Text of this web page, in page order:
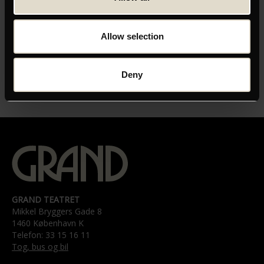
Allow selection
Deny
Klik her for at opdatere dine indstillinger
GRAND TEATRET
Mikkel Bryggers Gade 8
1460 København K
Telefon: 33 15 16 11
Tog, bus og bil